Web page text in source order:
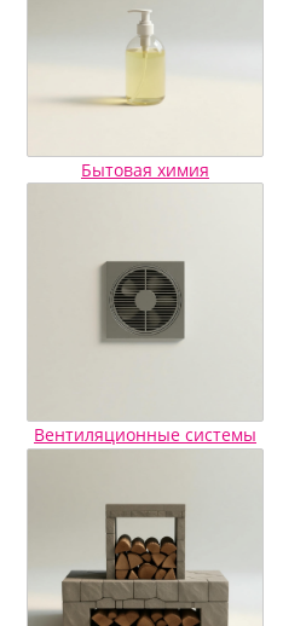
Бытовая химия
Вентиляционные системы